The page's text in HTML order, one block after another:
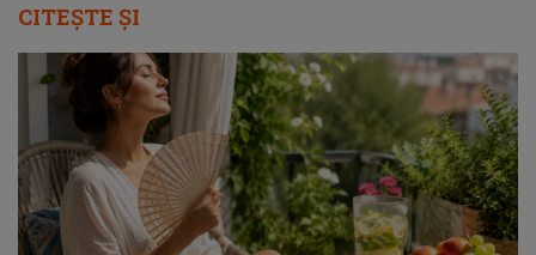
CITEȘTE ȘI